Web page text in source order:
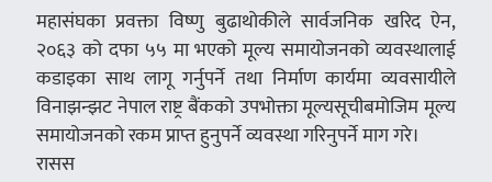
महासंघका प्रवक्ता विष्णु बुढाथोकीले सार्वजनिक खरिद ऐन,
२०६३ को दफा ५५ मा भएको मूल्य समायोजनको व्यवस्थालाई
कडाइका साथ लागू गर्नुपर्ने तथा निर्माण कार्यमा व्यवसायीले
विनाझन्झट नेपाल राष्ट्र बैंकको उपभोक्ता मूल्यसूचीबमोजिम मूल्य
समायोजनको रकम प्राप्त हुनुपर्ने व्यवस्था गरिनुपर्ने माग गरे।
रासस